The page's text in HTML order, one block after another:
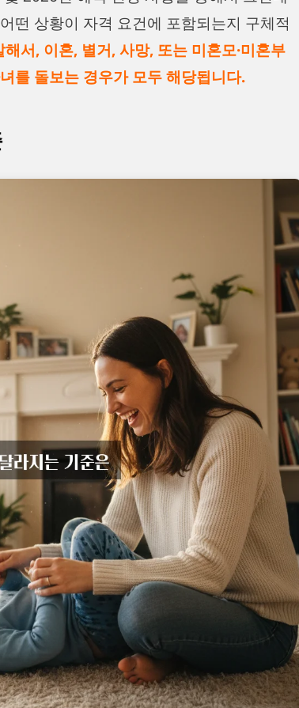
떤 상황이 자격 요건에 포함되는지 구체적
해서, 이혼, 별거, 사망, 또는 미혼모·미혼부
를 돌보는 경우가 모두 해당됩니다.